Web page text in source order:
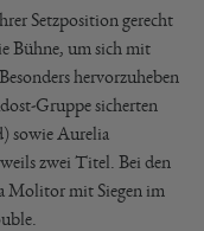
Setzposition gerecht
Bühne, um sich mit
hervorzuheben
Gruppe sicherten
sowie Aurelia
zwei Titel. Bei den
Molitor mit Siegen im